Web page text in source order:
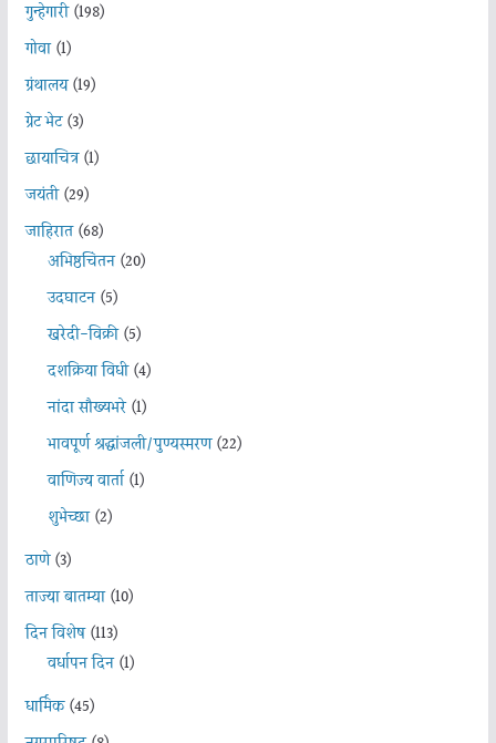
गुन्हेगारी(198)
गोवा(1)
ग्रंथालय(19)
ग्रेट भेट(3)
छायाचित्र(1)
जयंती(29)
जाहिरात(68)
अभिष्ठचिंतन(20)
उदघाटन(5)
खरेदी-विक्री(5)
दशक्रिया विधी(4)
नांदा सौख्यभरे(1)
भावपूर्ण श्रद्धांजली/पुण्यस्मरण(22)
वाणिज्य वार्ता(1)
शुभेच्छा(2)
ठाणे(3)
ताज्या बातम्या(10)
दिन विशेष(113)
वर्धापन दिन(1)
धार्मिक(45)